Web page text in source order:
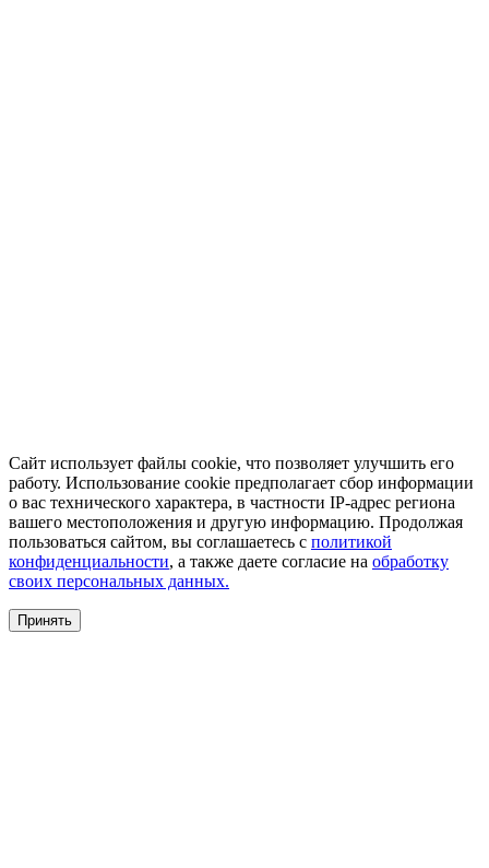
Сайт использует файлы cookie, что позволяет улучшить его
работу. Использование cookie предполагает сбор информации
о вас технического характера, в частности IP-адрес региона
вашего местоположения и другую информацию. Продолжая
пользоваться сайтом, вы соглашаетесь с политикой
конфиденциальности, а также даете согласие на обработку
своих персональных данных.
Принять